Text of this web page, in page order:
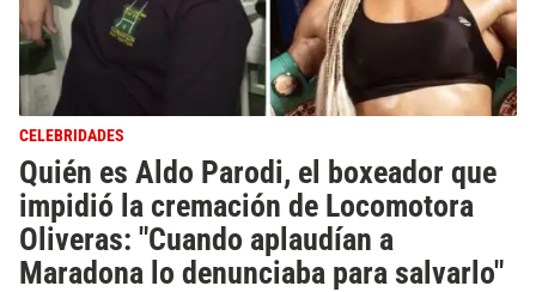
CELEBRIDADES
Quién es Aldo Parodi, el boxeador que
impidió la cremación de Locomotora
Oliveras: "Cuando aplaudían a
Maradona lo denunciaba para salvarlo"